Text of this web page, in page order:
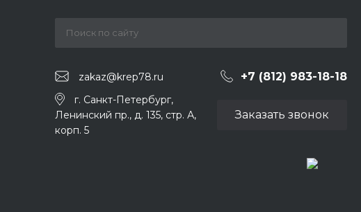
zakaz@krep78.ru +7 (812) 983-18-18
г. Санкт-Петербург,
Ленинский пр., д. 135, стр. А,
корп. 5
Заказать звонок